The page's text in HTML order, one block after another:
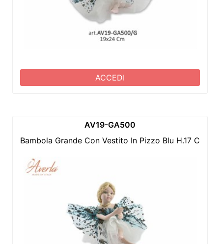
ACCEDI
AV19-GA500
Bambola Grande Con Vestito In Pizzo Blu H.17 Cm